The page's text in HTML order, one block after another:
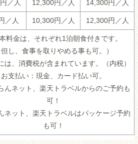
／人 12,300円／人 14,300円／人
／人 10,300円／人 12,300円／人
料金は、それぞれ1泊朝食付きです。
但し、食事を取りやめる事も可。）
は、消費税が含まれています。（内税）
お支払い：現金、カード払い可。
んネット、楽天トラベルからのご予約も
可！
ネット、楽天トラベルはパッケージ予約
も可！